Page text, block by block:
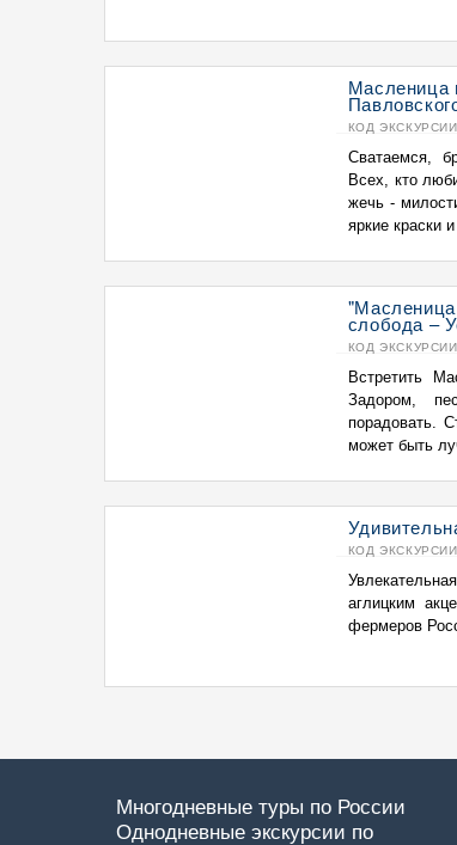
Масленица
КОД
Сватаемся,
Всех, кто
жечь -
яркие краски
"Масленица
слобода –
КОД
Встретить
Задором,
порадовать.
может быть
КОД
аглицким
фермеров
Многодневные туры по России
Однодневные экскурсии по